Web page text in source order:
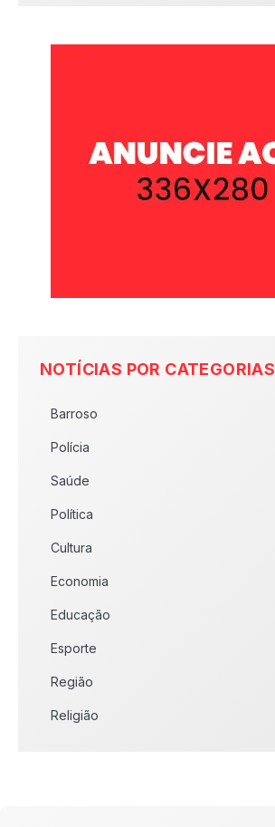
NOTÍCIAS POR CATEGORIAS
Barroso
Polícia
Saúde
Política
Cultura
Economia
Educação
Esporte
Região
Religião